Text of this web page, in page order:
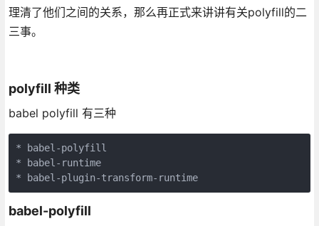
理清了他们之间的关系，那么再正式来讲讲有关polyfill的二
三事。
polyfill 种类
babel polyfill 有三种
* babel-polyfill
* babel-runtime
* babel-plugin-transform-runtime
babel-polyfill